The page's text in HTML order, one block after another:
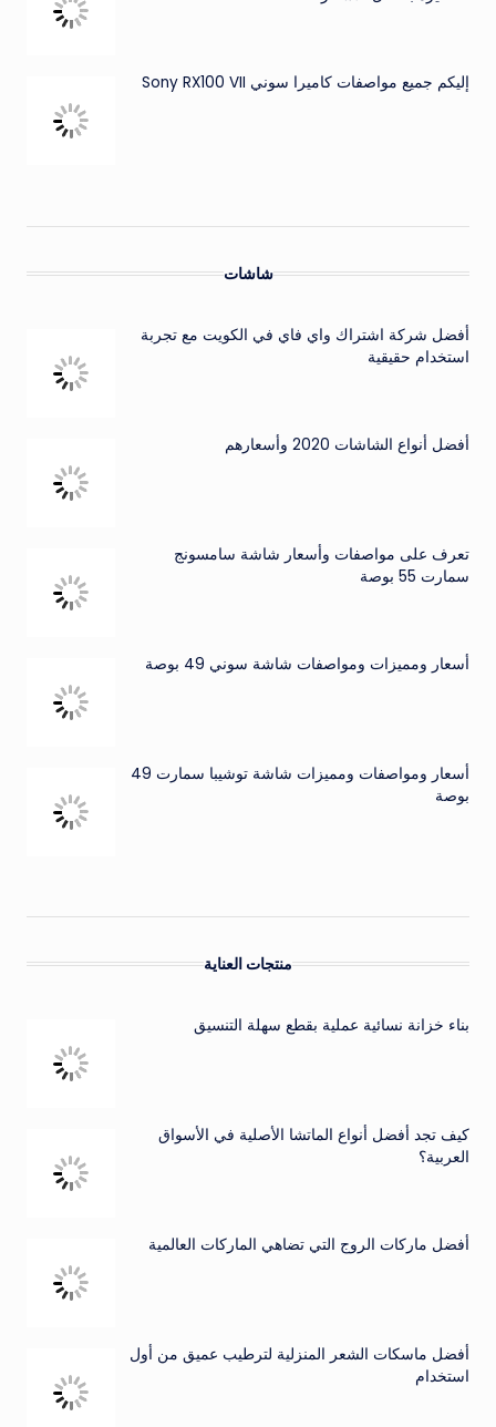
إليكم جميع مواصفات كاميرا سوني Sony RX100 VII
شاشات
أفضل شركة اشتراك واي فاي في الكويت مع تجربة
استخدام حقيقية
أفضل أنواع الشاشات 2020 وأسعارهم
تعرف على مواصفات وأسعار شاشة سامسونج
سمارت 55 بوصة
أسعار ومميزات ومواصفات شاشة سوني 49 بوصة
أسعار ومواصفات ومميزات شاشة توشيبا سمارت 49
بوصة
منتجات العناية
بناء خزانة نسائية عملية بقطع سهلة التنسيق
كيف تجد أفضل أنواع الماتشا الأصلية في الأسواق
العربية؟
أفضل ماركات الروج التي تضاهي الماركات العالمية
أفضل ماسكات الشعر المنزلية لترطيب عميق من أول
استخدام